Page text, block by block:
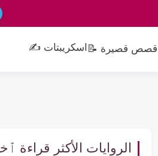
قصص قصيرة 📝 اسكريبتات ✍️
الروايات الأكثر قراءة